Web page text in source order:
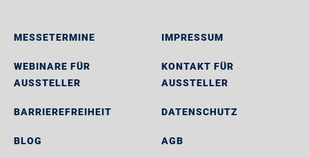
MESSETERMINE
WEBINARE FÜR
AUSSTELLER
BARRIEREFREIHEIT
BLOG
IMPRESSUM
KONTAKT FÜR
AUSSTELLER
DATENSCHUTZ
AGB